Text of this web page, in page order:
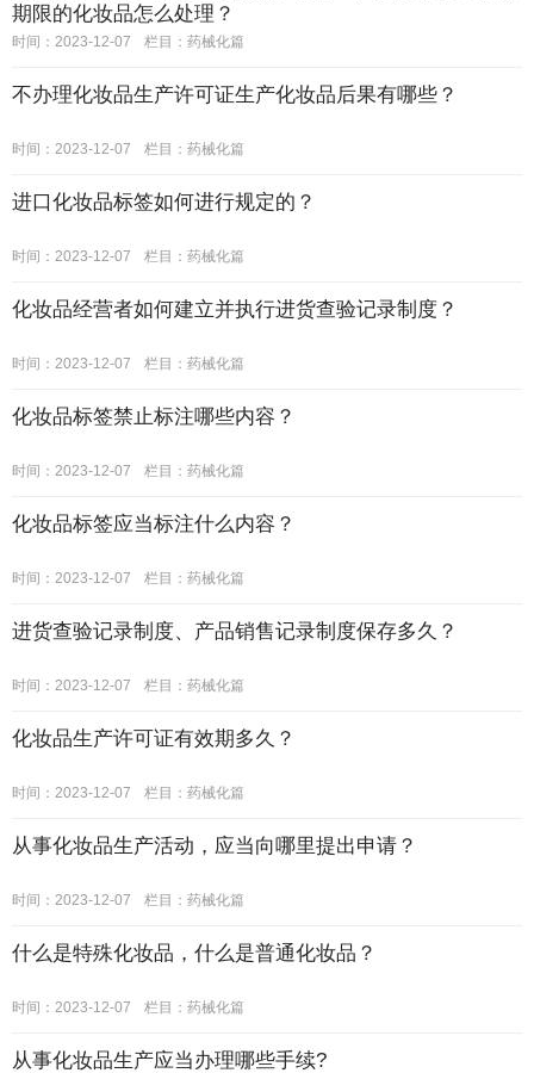
期限的化妆品怎么处理？
时间：2023-12-07 栏目： 药械化篇
不办理化妆品生产许可证生产化妆品后果有哪些？
时间：2023-12-07 栏目： 药械化篇
进口化妆品标签如何进行规定的？
时间：2023-12-07 栏目： 药械化篇
化妆品经营者如何建立并执行进货查验记录制度？
时间：2023-12-07 栏目： 药械化篇
化妆品标签禁止标注哪些内容？
时间：2023-12-07 栏目： 药械化篇
化妆品标签应当标注什么内容？
时间：2023-12-07 栏目： 药械化篇
进货查验记录制度、产品销售记录制度保存多久？
时间：2023-12-07 栏目： 药械化篇
化妆品生产许可证有效期多久？
时间：2023-12-07 栏目： 药械化篇
从事化妆品生产活动，应当向哪里提出申请？
时间：2023-12-07 栏目： 药械化篇
什么是特殊化妆品，什么是普通化妆品？
时间：2023-12-07 栏目： 药械化篇
从事化妆品生产应当办理哪些手续?